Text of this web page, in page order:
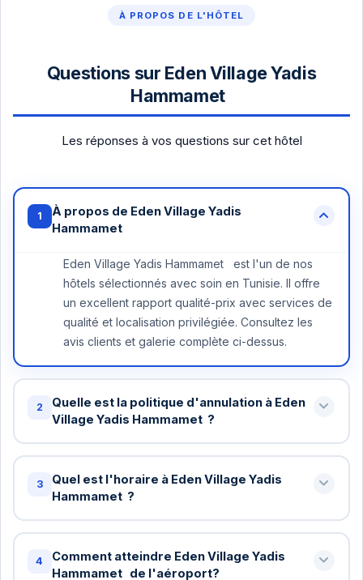
À PROPOS DE L'HÔTEL
Questions sur Eden Village Yadis
Hammamet
Les réponses à vos questions sur cet hôtel
1
À propos de Eden Village Yadis
Hammamet
Eden Village Yadis Hammamet est l'un de nos
hôtels sélectionnés avec soin en Tunisie. Il offre
un excellent rapport qualité-prix avec services de
qualité et localisation privilégiée. Consultez les
avis clients et galerie complète ci-dessus.
2
Quelle est la politique d'annulation à Eden
Village Yadis Hammamet ?
Annulation gratuite jusqu'à 48 heures avant votre
arrivée à Eden Village Yadis Hammamet . Au-delà,
une nuit peut être facturée. Certains tarifs
lors de la réservation.
3
Quel est l'horaire à Eden Village Yadis
Hammamet ?
Check-in standard: 15h / Check-out standard: 11h
chez Eden Village Yadis Hammamet . Vous
pouvez demander un check-in anticipé ou late
4
Comment atteindre Eden Village Yadis
Hammamet de l'aéroport?